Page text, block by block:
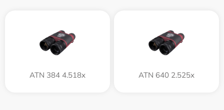
ATN 384 4.518x ATN 640 2.525x